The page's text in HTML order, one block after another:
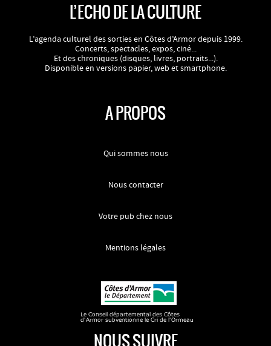
L’ECHO DE LA CULTURE
L’agenda culturel des sorties en Côtes d’Armor depuis 1999.
Concerts, spectacles, expos, ciné...
Et des chroniques (disques, livres, portraits...).
Disponible en versions papier, web et smartphone.
A PROPOS
Qui sommes nous
Nous contacter
Votre pub chez nous
Mentions légales
NOUS SUIVRE